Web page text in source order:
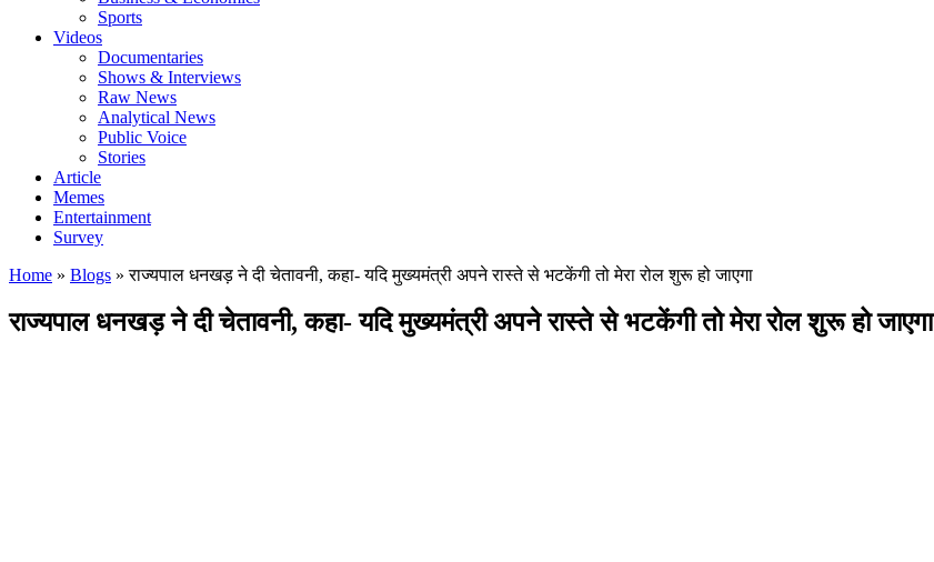
Sports
Videos
Documentaries
Shows & Interviews
Raw News
Analytical News
Public Voice
Stories
Article
Memes
Entertainment
Survey
Home » Blogs »राज्यपाल धनखड़ ने दी चेतावनी, कहा- यदि मुख्यमंत्री अपने रास्ते से भटकेंगी तो मेरा रोल शुरू हो जाएगा
राज्यपाल धनखड़ ने दी चेतावनी, कहा- यदि मुख्यमंत्री अपने रास्ते से भटकेंगी तो मेरा रोल शुरू हो जाएगा